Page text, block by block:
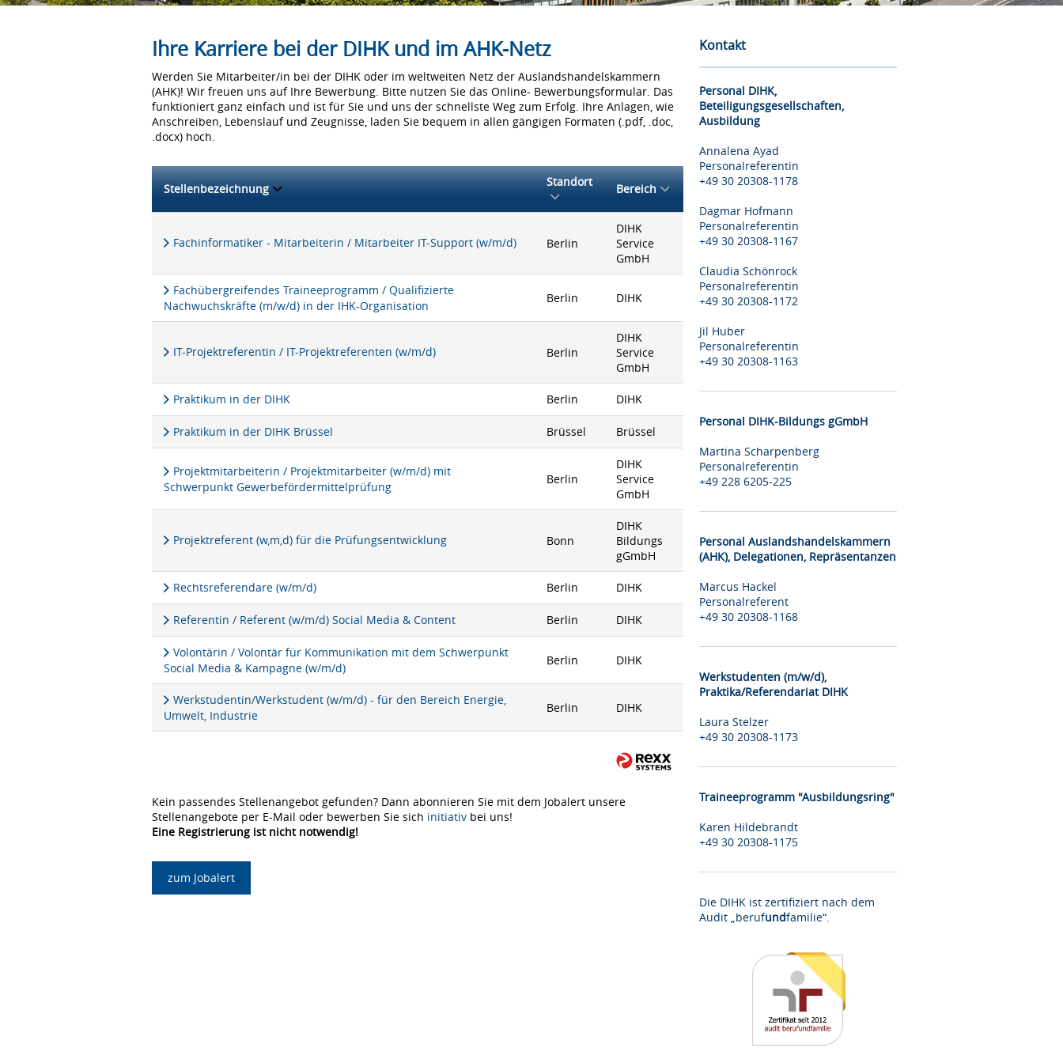
Ihre Karriere bei der DIHK und im AHK-Netz
Werden Sie Mitarbeiter/in bei der DIHK oder im weltweiten Netz der Auslandshandelskammern
(AHK)! Wir freuen uns auf Ihre Bewerbung. Bitte nutzen Sie das Online- Bewerbungsformular. Das
funktioniert ganz einfach und ist für Sie und uns der schnellste Weg zum Erfolg. Ihre Anlagen, wie
Anschreiben, Lebenslauf und Zeugnisse, laden Sie bequem in allen gängigen Formaten (.pdf, .doc,
.docx) hoch.
Stellenbezeichnung Standort Bereich
Fachinformatiker - Mitarbeiterin / Mitarbeiter IT-Support (w/m/d) Berlin
DIHK
Service
GmbH
Fachübergreifendes Traineeprogramm / Qualifizierte
Nachwuchskräfte (m/w/d) in der IHK-Organisation
Berlin DIHK
IT-Projektreferentin / IT-Projektreferenten (w/m/d) Berlin
DIHK
Service
GmbH
Praktikum in der DIHK Berlin DIHK
Praktikum in der DIHK Brüssel Brüssel Brüssel
Projektmitarbeiterin / Projektmitarbeiter (w/m/d) mit
Schwerpunkt Gewerbefördermittelprüfung
Berlin
DIHK
Service
GmbH
Projektreferent (w,m,d) für die Prüfungsentwicklung Bonn
DIHK
Bildungs
gGmbH
Rechtsreferendare (w/m/d) Berlin DIHK
Referentin / Referent (w/m/d) Social Media & Content Berlin DIHK
Volontärin / Volontär für Kommunikation mit dem Schwerpunkt
Social Media & Kampagne (w/m/d)
Berlin DIHK
Werkstudentin/Werkstudent (w/m/d) - für den Bereich Energie,
Umwelt, Industrie
Berlin DIHK
Kein passendes Stellenangebot gefunden? Dann abonnieren Sie mit dem Jobalert unsere
Stellenangebote per E-Mail oder bewerben Sie sich initiativ bei uns!
Eine Registrierung ist nicht notwendig!
zum Jobalert
Kontakt
Personal DIHK,
Beteiligungsgesellschaften,
Ausbildung
Annalena Ayad
Personalreferentin
+49 30 20308-1178
Dagmar Hofmann
Personalreferentin
+49 30 20308-1167
Claudia Schönrock
Personalreferentin
+49 30 20308-1172
Jil Huber
Personalreferentin
+49 30 20308-1163
Personal DIHK-Bildungs gGmbH
Martina Scharpenberg
Personalreferentin
+49 228 6205-225
Personal Auslandshandelskammern
(AHK), Delegationen, Repräsentanzen
Marcus Hackel
Personalreferent
+49 30 20308-1168
Werkstudenten (m/w/d),
Praktika/Referendariat DIHK
Laura Stelzer
+49 30 20308-1173
Traineeprogramm "Ausbildungsring"
Karen Hildebrandt
+49 30 20308-1175
Die DIHK ist zertifiziert nach dem
Audit „berufundfamilie“.